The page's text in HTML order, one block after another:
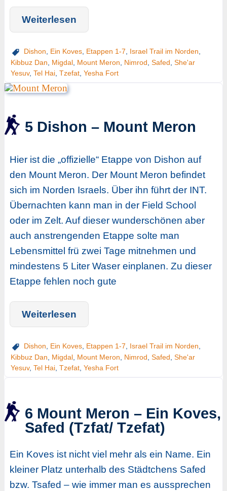
Weiterlesen
Dishon Ein Koves, Etappen 1-7 Israel Trail im Norden
Kibbuz Dan
Migdal, Mount Meron Nimrod Safed She'ar
Yesuv, Tel Hai, Tzefat, Yesha Fort
5 Dishon – Mount Meron
Hier ist die „offizielle“ Etappe von Dishon auf
den Mount Meron. Der Mount Meron befindet
sich im Norden Israels. Über ihn führt der INT.
Übernachten kann man in der Field School
oder im Zelt. Auf dieser wunderschönen aber
auch anstrengenden Etappe solte man
Lebensmittel frü zwei Tage mitnehmen und
mindestens 5 Liter Waser einplanen. Zu dieser
Etappe fehlen noch gute
Weiterlesen
Dishon Ein Koves, Etappen 1-7 Israel Trail im Norden
Kibbuz Dan
Migdal, Mount Meron Nimrod Safed She'ar
Yesuv, Tel Hai, Tzefat, Yesha Fort
6 Mount Meron – Ein Koves,
Safed (Tzfat/ Tzefat)
Ein Koves ist nicht viel mehr als ein Name. Ein
kleiner Platz unterhalb des Städtchens Safed
bzw. Tsafed – wie immer man es aussprechen